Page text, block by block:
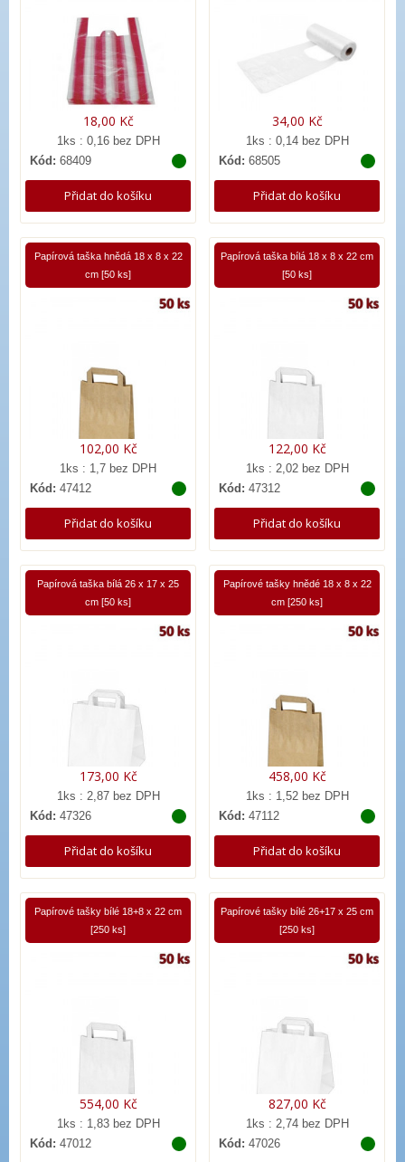
18,00 Kč
1ks : 0,16 bez DPH
Kód: 68409
Přidat do košíku
34,00 Kč
1ks : 0,14 bez DPH
Kód: 68505
Přidat do košíku
Papírová taška hnědá 18 x 8 x 22
cm [50 ks]
102,00 Kč
1ks : 1,7 bez DPH
Kód: 47412
Přidat do košíku
Papírová taška bílá 18 x 8 x 22 cm
[50 ks]
122,00 Kč
1ks : 2,02 bez DPH
Kód: 47312
Přidat do košíku
Papírová taška bílá 26 x 17 x 25
cm [50 ks]
173,00 Kč
1ks : 2,87 bez DPH
Kód: 47326
Přidat do košíku
Papírové tašky hnědé 18 x 8 x 22
cm [250 ks]
458,00 Kč
1ks : 1,52 bez DPH
Kód: 47112
Přidat do košíku
Papírové tašky bílé 18+8 x 22 cm
[250 ks]
554,00 Kč
1ks : 1,83 bez DPH
Kód: 47012
Papírové tašky bílé 26+17 x 25 cm
[250 ks]
827,00 Kč
1ks : 2,74 bez DPH
Kód: 47026